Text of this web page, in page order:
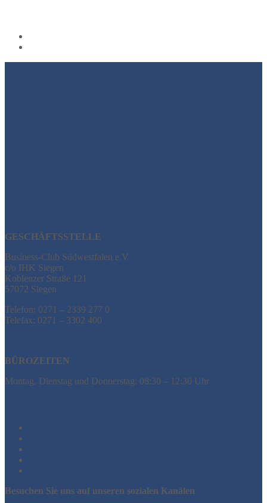
GESCHÄFTSSTELLE
Business-Club Südwestfalen e.V.
c/o IHK Siegen
Koblenzer Straße 121
57072 Siegen
Telefon: 0271 – 2339 277 0
Telefax: 0271 – 3302 400
BÜROZEITEN
Montag, Dienstag und Donnerstag: 08:30 – 12:30 Uhr
Besuchen Sie uns auf unseren sozialen Kanälen